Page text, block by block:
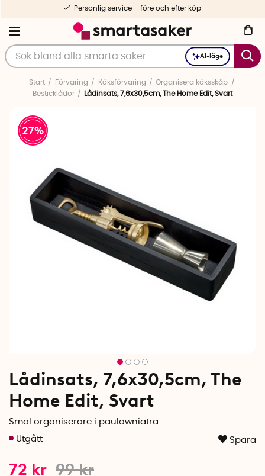
AI-läge
Personlig service – före och efter köp
Start Förvaring Köksförvaring
Organisera köksskåp
Besticklådor
Lådinsats, 7,6x30,5cm, The Home Edit, Svart
27
Lådinsats, 7,6x30,5cm, The
Home Edit, Svart
Smal organiserare i paulowniaträ
Spara
99kr
72 kr